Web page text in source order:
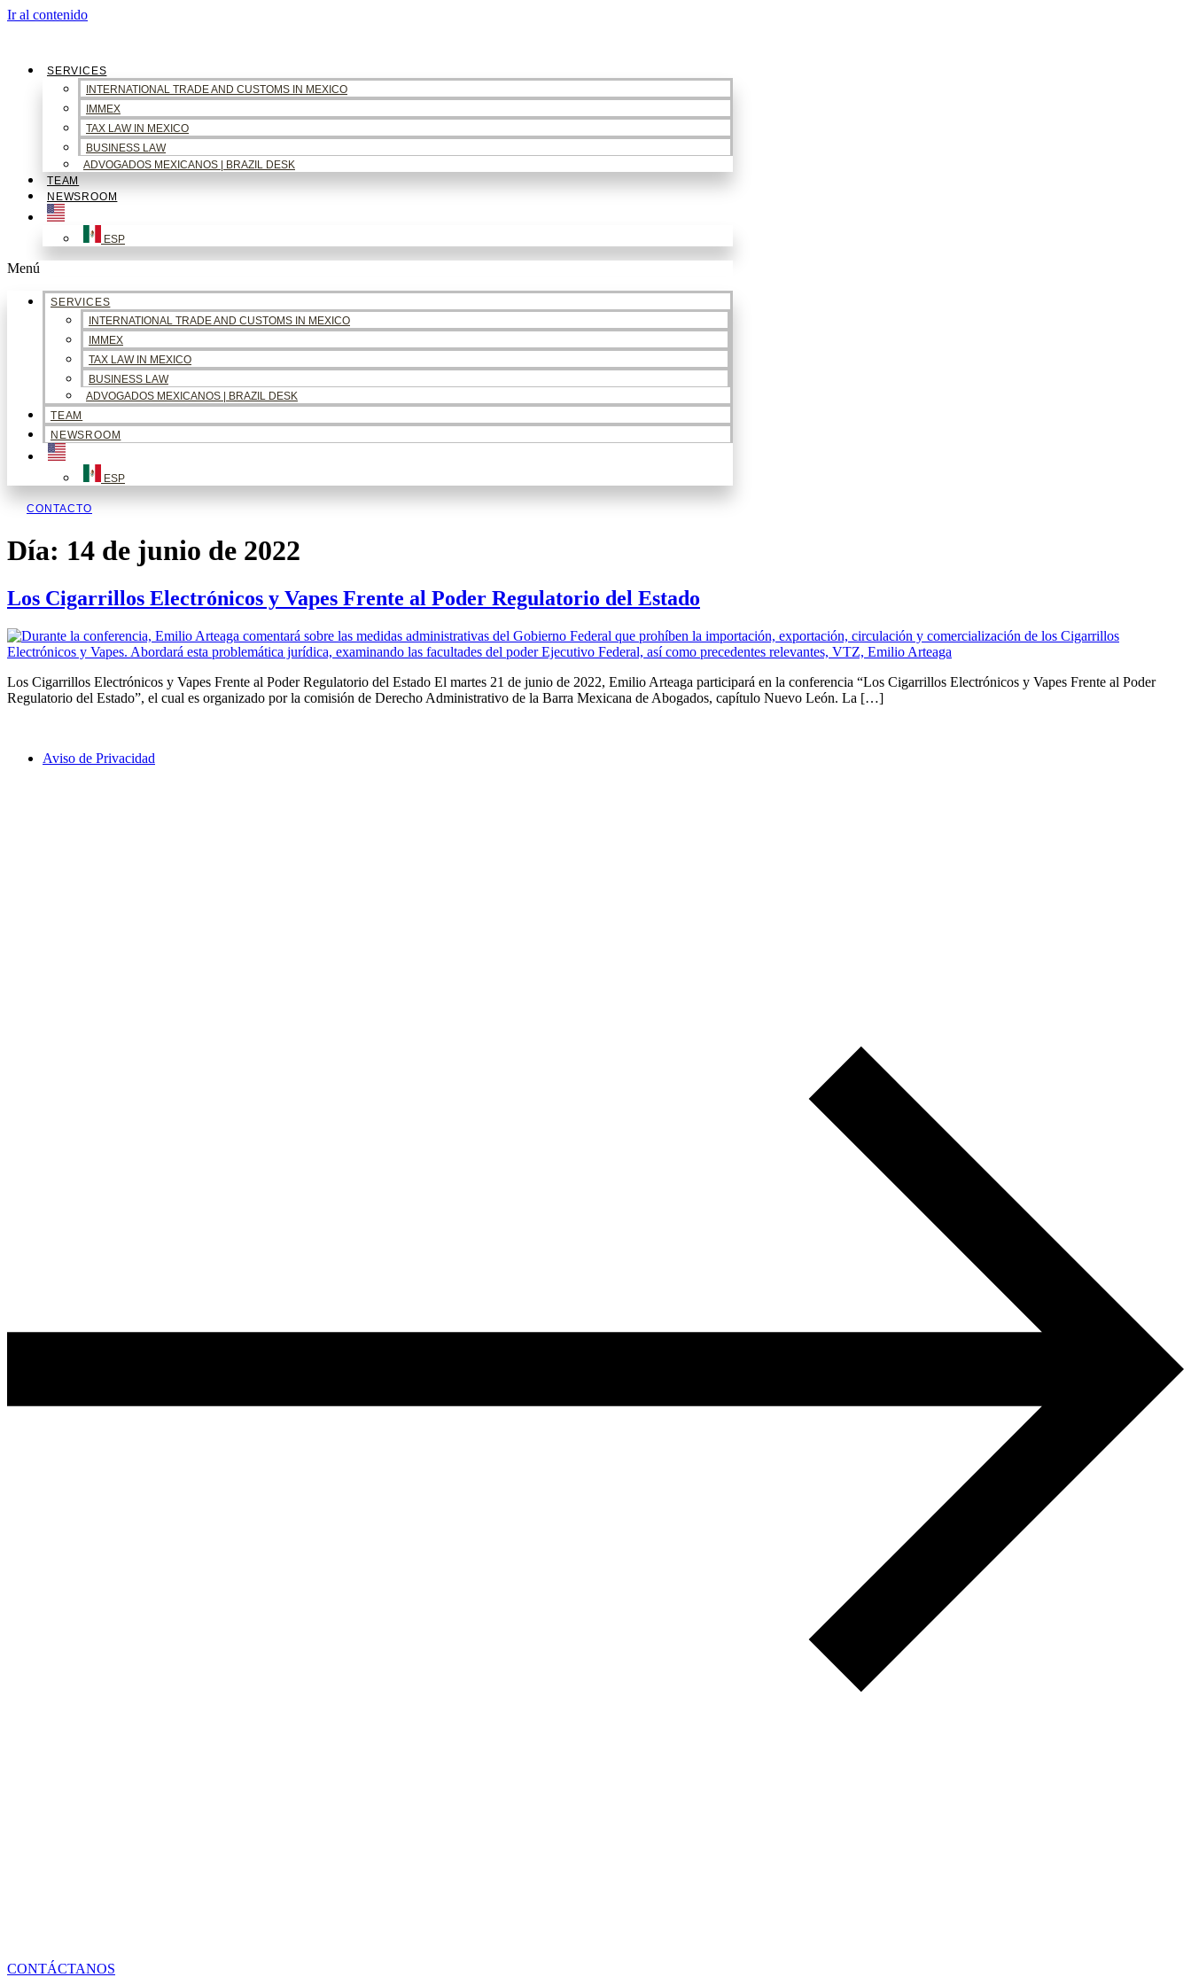
Ir al contenido
SERVICES
INTERNATIONAL TRADE AND CUSTOMS IN MEXICO
IMMEX
TAX LAW IN MEXICO
BUSINESS LAW
ADVOGADOS MEXICANOS | BRAZIL DESK
TEAM
NEWSROOM
ESP
Menú
SERVICES
INTERNATIONAL TRADE AND CUSTOMS IN MEXICO
IMMEX
TAX LAW IN MEXICO
BUSINESS LAW
ADVOGADOS MEXICANOS | BRAZIL DESK
TEAM
NEWSROOM
ESP
CONTACTO
Día: 14 de junio de 2022
Los Cigarrillos Electrónicos y Vapes Frente al Poder Regulatorio del Estado
Los Cigarrillos Electrónicos y Vapes Frente al Poder Regulatorio del Estado El martes 21 de junio de 2022, Emilio Arteaga participará en la conferencia “Los Cigarrillos Electrónicos y Vapes Frente al Poder
Regulatorio del Estado”, el cual es organizado por la comisión de Derecho Administrativo de la Barra Mexicana de Abogados, capítulo Nuevo León. La […]
Aviso de Privacidad
CONTÁCTANOS